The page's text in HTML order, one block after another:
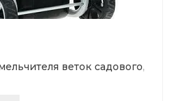
веток садового,